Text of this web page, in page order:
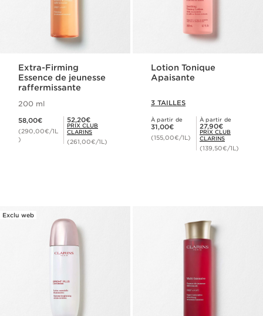
Extra-Firming
Essence de jeunesse
raffermissante
200 ml
58,00€
(290,00€/1L
)
Prix Club Clarins 52,20€
52,20€
PRIX CLUB
CLARINS
(261,00€/1L)
Lotion Tonique
Apaisante
3 TAILLES
À partir de
Nouveau prix 31,00€
31,00€
(155,00€/1L)
À partir de
Prix Club Clarins 27,90€
27,90€
PRIX CLUB
CLARINS
(139,50€/1L)
Exclu web